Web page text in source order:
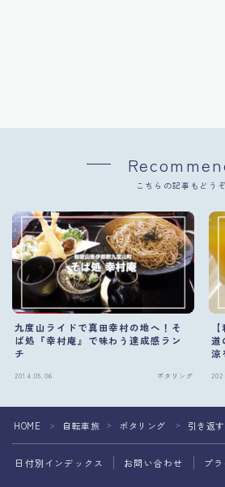
こちらの記事もどうぞ
九度山ライドで真田幸村の地へ！そ
ば処『幸村庵』で味わう達成感ラン
チ
2014.05.06 ポタリング
道
涼
HOME ＞ 自転車旅 ＞ ポタリング ＞ 引き返
日付別インデックス お問い合わせ プ